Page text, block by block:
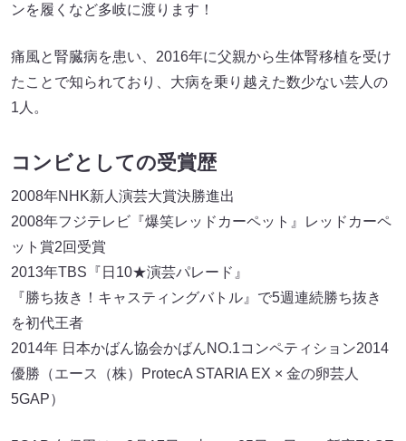
ンを履くなど多岐に渡ります！
痛風と腎臓病を患い、2016年に父親から生体腎移植を受け
たことで知られており、大病を乗り越えた数少ない芸人の
1人。
コンビとしての受賞歴
2008年NHK新人演芸大賞決勝進出
2008年フジテレビ『爆笑レッドカーペット』レッドカーペ
ット賞2回受賞
2013年TBS『日10★演芸パレード』
『勝ち抜き！キャスティングバトル』で5週連続勝ち抜き
を初代王者
2014年 日本かばん協会かばんNO.1コンペティション2014
優勝（エース（株）ProtecA STARIA EX × 金の卵芸人
5GAP）